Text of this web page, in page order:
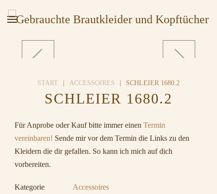
START ACCESSOIRES SCHLEIER 1680.2
SCHLEIER 1680.2
Für Anprobe oder Kauf bitte immer einen Termin
vereinbaren! Sende mir vor dem Termin die Links zu den
Kleidern die dir gefallen. So kann ich mich auf dich
vorbereiten.
Kategorie Accessoires